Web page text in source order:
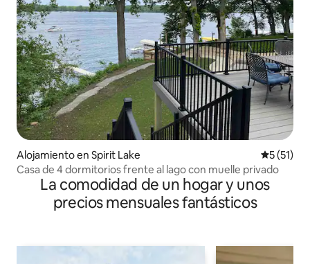
Alojamiento en Spirit Lake
5 (51)
Casa de 4 dormitorios frente al lago con muelle privado
La comodidad de un hogar y unos
precios mensuales fantásticos